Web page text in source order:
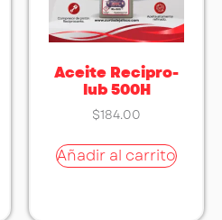
Aceite Recipro-
lub 500H
$184.00
Añadir al carrito